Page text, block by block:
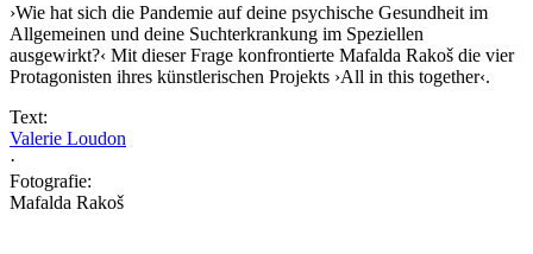
›Wie hat sich die Pandemie auf deine psychische Gesundheit im
Allgemeinen und deine Suchterkrankung im Speziellen
ausgewirkt?‹ Mit dieser Frage konfrontierte Mafalda Rakoš die vier
Protagonisten ihres künstlerischen Projekts ›All in this together‹.
Text:
Valerie Loudon
·
Fotografie:
Mafalda Rakoš